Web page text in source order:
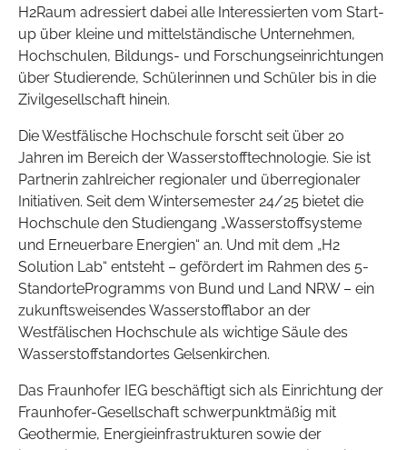
H2Raum adressiert dabei alle Interessierten vom Start-
up über kleine und mittelständische Unternehmen,
Hochschulen, Bildungs- und Forschungseinrichtungen
über Studierende, Schülerinnen und Schüler bis in die
Zivilgesellschaft hinein.
Die Westfälische Hochschule forscht seit über 20
Jahren im Bereich der Wasserstofftechnologie. Sie ist
Partnerin zahlreicher regionaler und überregionaler
Initiativen. Seit dem Wintersemester 24/25 bietet die
Hochschule den Studiengang „Wasserstoffsysteme
und Erneuerbare Energien“ an. Und mit dem „H2
Solution Lab“ entsteht – gefördert im Rahmen des 5-
StandorteProgramms von Bund und Land NRW – ein
zukunftsweisendes Wasserstofflabor an der
Westfälischen Hochschule als wichtige Säule des
Wasserstoffstandortes Gelsenkirchen.
Das Fraunhofer IEG beschäftigt sich als Einrichtung der
Fraunhofer-Gesellschaft schwerpunktmäßig mit
Geothermie, Energieinfrastrukturen sowie der